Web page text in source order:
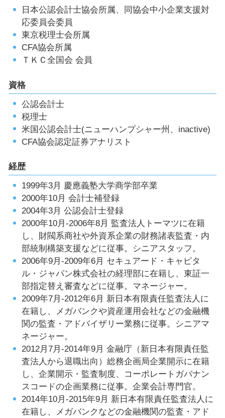
日本公認会計士協会所属、同協会中小企業支援対
応委員会委員
東京税理士会所属
CFA協会所属
ＴＫＣ全国会 会員
資格
公認会計士
税理士
米国公認会計士(ニューハンプシャー州、inactive)
CFA協会認定証券アナリスト
経歴
1999年3月 慶應義塾大学商学部卒業
2000年10月 会計士補登録
2004年3月 公認会計士登録
2000年10月-2006年8月 監査法人トーマツに在籍
し、財閥系商社や外資系企業の財務諸表監査・内
部統制構築支援などに従事。シニアスタッフ。
2006年9月-2009年6月 セキュアード・キャピタ
ル・ジャパン株式会社の経理部に在籍し、東証一
部指定替え審査などに従事。マネージャー。
2009年7月-2012年6月 新日本有限責任監査法人に
在籍し、メガバンクや資産運用会社などの金融機
関の監査・アドバイザリー業務に従事。シニアマ
ネージャー。
2012月7月-2014年9月 金融庁（新日本有限責任監
査法人から退職出向）総務企画局企業開示に在籍
し、企業開示・監査制度、コーポレートガバナン
スコードの企画業務に従事。企業会計専門官。
2014年10月-2015年9月 新日本有限責任監査法人に
在籍し、メガバンクなどの金融機関の監査・アド